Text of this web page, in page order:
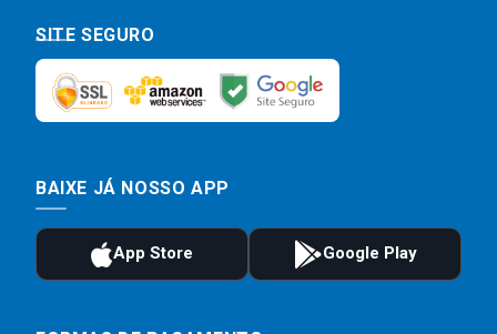
SITE SEGURO
BAIXE JÁ NOSSO APP